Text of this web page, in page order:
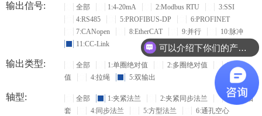
输出信号: 全部 1:4-20mA 2:Modbus RTU
3:SSI
4:RS485
5:PROFIBUS-DP
6:PROFINET
7:CANopen
8:EtherCAT 9:并行
10:脉冲
11:CC-Link
输出类型: 全部 1:单圈绝对值 2:多圈绝对值
3:增量
值
4:拉绳 5:双输出
轴型: 全部 1:夹紧法兰 2:夹紧同步法兰
3:盲孔轴
套
4:同步法兰 5:方型法兰 6:通孔空心
可以介绍下你们的产品么？